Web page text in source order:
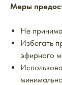
Меры
Не
Избегать
эфирного